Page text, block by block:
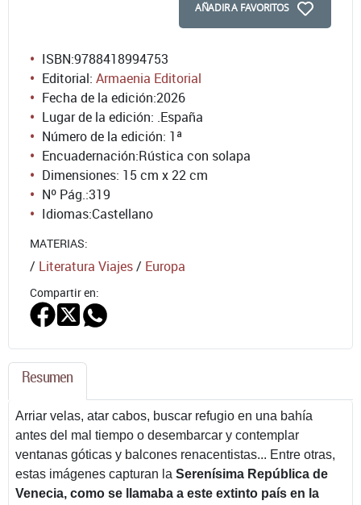
AÑADIR A FAVORITOS
ISBN:9788418994753
Editorial: Armaenia Editorial
Fecha de la edición:2026
Lugar de la edición: .España
Número de la edición: 1ª
Encuadernación:Rústica con solapa
Dimensiones: 15 cm x 22 cm
Nº Pág.:319
Idiomas:Castellano
MATERIAS:
/ Literatura Viajes/ Europa
Compartir en:
Resumen
Arriar velas, atar cabos, buscar refugio en una bahía
antes del mal tiempo o desembarcar y contemplar
ventanas góticas y balcones renacentistas... Entre otras,
estas imágenes capturan la Serenísima República de
Venecia, como se llamaba a este extinto país en la